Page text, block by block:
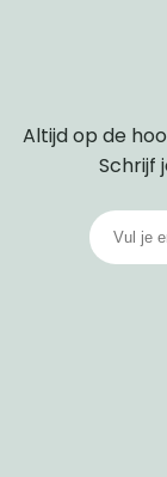
Altijd op de
Schrijf